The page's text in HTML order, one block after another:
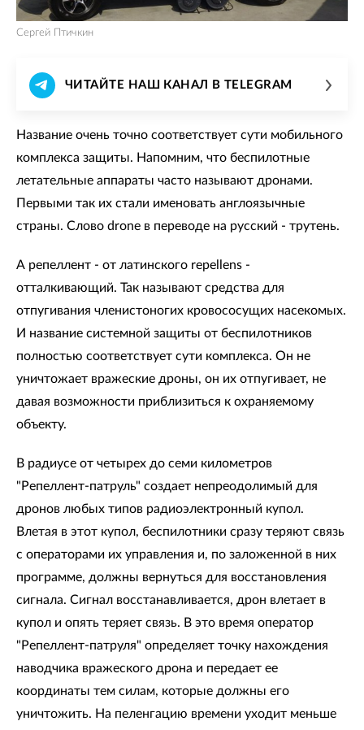
Сергей Птичкин
ЧИТАЙТЕ НАШ КАНАЛ В TELEGRAM
Название очень точно соответствует сути мобильного
комплекса защиты. Напомним, что беспилотные
летательные аппараты часто называют дронами.
Первыми так их стали именовать англоязычные
страны. Слово drone в переводе на русский - трутень.
А репеллент - от латинского repellens -
отталкивающий. Так называют средства для
отпугивания членистоногих кровососущих насекомых.
И название системной защиты от беспилотников
полностью соответствует сути комплекса. Он не
уничтожает вражеские дроны, он их отпугивает, не
давая возможности приблизиться к охраняемому
объекту.
В радиусе от четырех до семи километров
"Репеллент-патруль" создает непреодолимый для
дронов любых типов радиоэлектронный купол.
Влетая в этот купол, беспилотники сразу теряют связь
с операторами их управления и, по заложенной в них
программе, должны вернуться для восстановления
сигнала. Сигнал восстанавливается, дрон влетает в
купол и опять теряет связь. В это время оператор
"Репеллент-патруля" определяет точку нахождения
наводчика вражеского дрона и передает ее
координаты тем силам, которые должны его
уничтожить. На пеленгацию времени уходит меньше